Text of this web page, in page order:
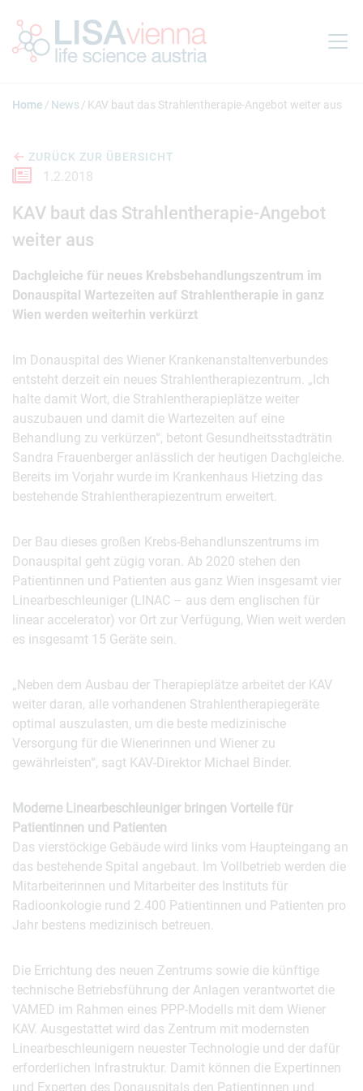
Home News KAV baut das Strahlentherapie-Angebot weiter aus
ZURÜCK ZUR ÜBERSICHT
1.2.2018
KAV baut das Strahlentherapie-Angebot
weiter aus
Dachgleiche für neues Krebsbehandlungszentrum im
Donauspital Wartezeiten auf Strahlentherapie in ganz
Wien werden weiterhin verkürzt
Im Donauspital des Wiener Krankenanstaltenverbundes
entsteht derzeit ein neues Strahlentherapiezentrum. „Ich
halte damit Wort, die Strahlentherapieplätze weiter
auszubauen und damit die Wartezeiten auf eine
Behandlung zu verkürzen“, betont Gesundheitsstadträtin
Sandra Frauenberger anlässlich der heutigen Dachgleiche.
Bereits im Vorjahr wurde im Krankenhaus Hietzing das
bestehende Strahlentherapiezentrum erweitert.
Der Bau dieses großen Krebs-Behandlunszentrums im
Donauspital geht zügig voran. Ab 2020 stehen den
Patientinnen und Patienten aus ganz Wien insgesamt vier
Linearbeschleuniger (LINAC – aus dem englischen für
linear accelerator) vor Ort zur Verfügung, Wien weit werden
es insgesamt 15 Geräte sein.
„Neben dem Ausbau der Therapieplätze arbeitet der KAV
weiter daran, alle vorhandenen Strahlentherapiegeräte
optimal auszulasten, um die beste medizinische
Versorgung für die Wienerinnen und Wiener zu
gewährleisten“, sagt KAV-Direktor Michael Binder.
Moderne Linearbeschleuniger bringen Vorteile für
Patientinnen und Patienten
Das vierstöckige Gebäude wird links vom Haupteingang an
das bestehende Spital angebaut. Im Vollbetrieb werden die
Mitarbeiterinnen und Mitarbeiter des Instituts für
Radioonkologie rund 2.400 Patientinnen und Patienten pro
Jahr bestens medizinisch betreuen.
Die Errichtung des neuen Zentrums sowie die künftige
technische Betriebsführung der Anlagen verantwortet die
VAMED im Rahmen eines PPP-Modells mit dem Wiener
KAV. Ausgestattet wird das Zentrum mit modernsten
Linearbeschleunigern neuester Technologie und der dafür
erforderlichen Infrastruktur. Damit können die Expertinnen
und Experten des Donauspitals den Patientinnen und